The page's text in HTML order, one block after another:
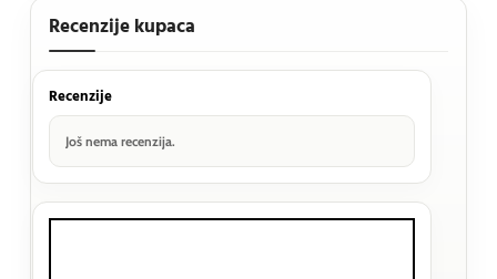
Recenzije kupaca
Recenzije
Još nema recenzija.